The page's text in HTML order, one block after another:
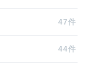
47件
44件